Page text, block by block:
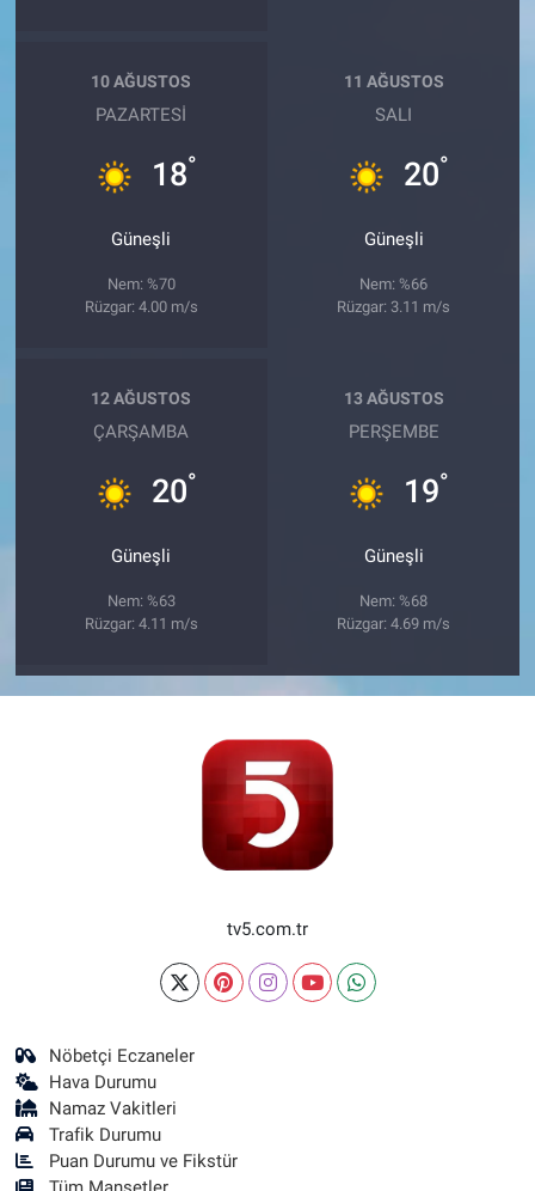
10 AĞUSTOS
PAZARTESI
18°
Güneşli
Nem: %70
Rüzgar: 4.00 m/s
11 AĞUSTOS
SALI
20°
Güneşli
Nem: %66
Rüzgar: 3.11 m/s
12 AĞUSTOS
ÇARŞAMBA
20°
Güneşli
Nem: %63
Rüzgar: 4.11 m/s
13 AĞUSTOS
PERŞEMBE
19°
Güneşli
Nem: %68
Rüzgar: 4.69 m/s
tv5.com.tr
Nöbetçi Eczaneler
Hava Durumu
Namaz Vakitleri
Trafik Durumu
Puan Durumu ve Fikstür